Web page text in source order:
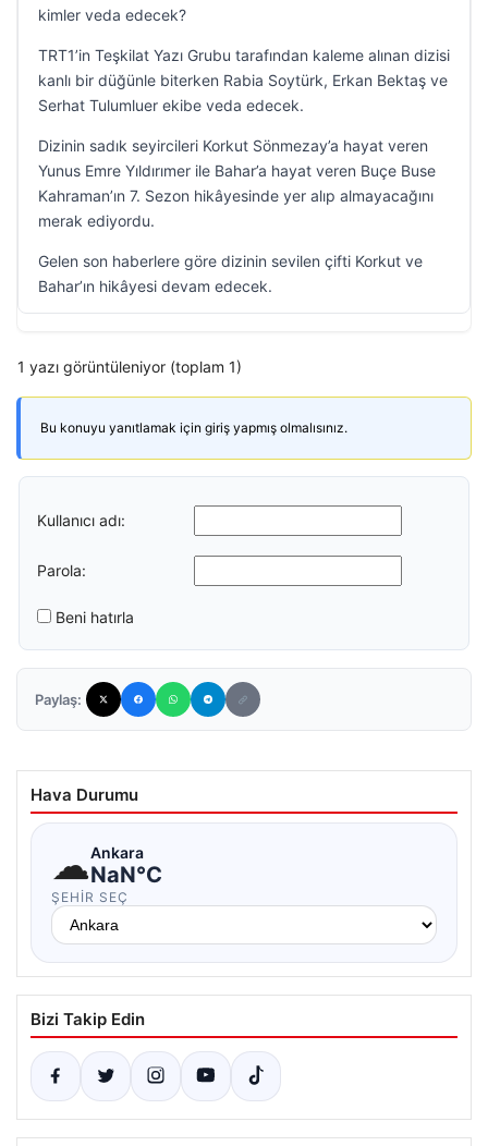
kimler veda edecek?
TRT1’in Teşkilat Yazı Grubu tarafından kaleme alınan dizisi
kanlı bir düğünle biterken Rabia Soytürk, Erkan Bektaş ve
Serhat Tulumluer ekibe veda edecek.
Dizinin sadık seyircileri Korkut Sönmezay’a hayat veren
Yunus Emre Yıldırımer ile Bahar’a hayat veren Buçe Buse
Kahraman’ın 7. Sezon hikâyesinde yer alıp almayacağını
merak ediyordu.
Gelen son haberlere göre dizinin sevilen çifti Korkut ve
Bahar’ın hikâyesi devam edecek.
1 yazı görüntüleniyor (toplam 1)
Bu konuyu yanıtlamak için giriş yapmış olmalısınız.
Kullanıcı adı:
Parola:
Beni hatırla
Paylaş:
Hava Durumu
☁Ankara
NaN°C
ŞEHIR SEÇ
Bizi Takip Edin